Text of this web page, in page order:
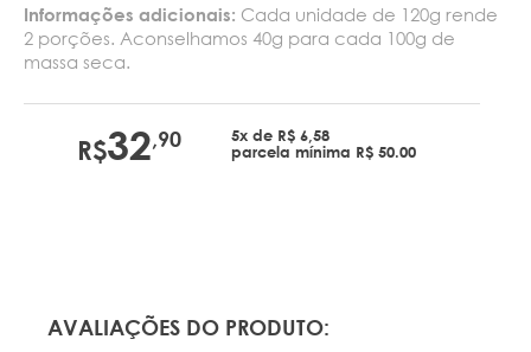
Informações adicionais: Cada unidade de 120g rende
2 porções. Aconselhamos 40g para cada 100g de
massa seca.
R$32,90
5x de R$ 6,58
parcela mínima R$ 50.00
AVALIAÇÕES DO PRODUTO: